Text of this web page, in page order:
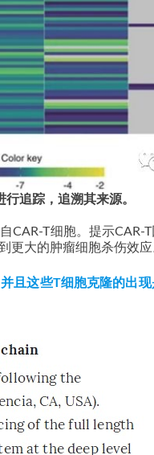
追踪，追溯其来源。
CAR-T细胞。提示CAR-
更大的肿瘤细胞杀伤效应
且这些T细胞克隆的出